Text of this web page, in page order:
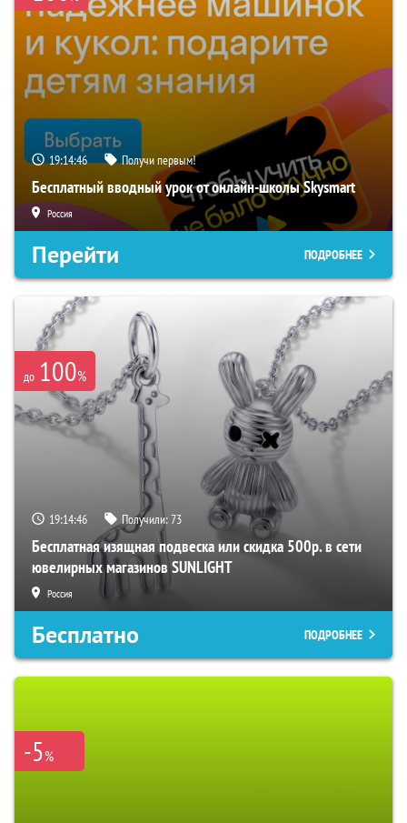
19:14:45 Получи первым!
Бесплатный вводный урок от онлайн-школы Skysmart
Россия
Перейти ПОДРОБНЕЕ
до 100%
19:14:45 Получили:73
Бесплатная изящная подвеска или скидка 500р. в сети
ювелирных магазинов SUNLIGHT
Россия
Бесплатно ПОДРОБНЕЕ
-5%